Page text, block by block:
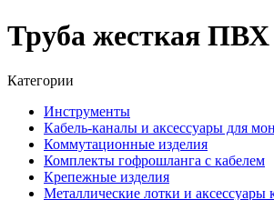
Труба жесткая ПВХ
Категории
Инструменты
Кабель-каналы и аксессуары для
Коммутационные изделия
Комплекты гофрошланга с кабелем
Крепежные изделия
Металлические лотки и аксессуары